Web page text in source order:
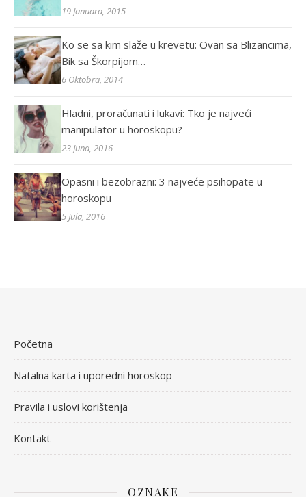
19 Januara, 2015
Ko se sa kim slaže u krevetu: Ovan sa Blizancima,
Bik sa Škorpijom…
6 Oktobra, 2014
Hladni, proračunati i lukavi: Tko je najveći
manipulator u horoskopu?
23 Juna, 2016
Opasni i bezobrazni: 3 najveće psihopate u
horoskopu
5 Jula, 2016
Početna
Natalna karta i uporedni horoskop
Pravila i uslovi korištenja
Kontakt
OZNAKE